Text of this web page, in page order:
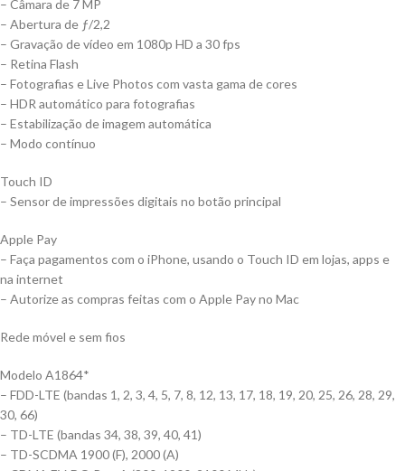
– Câmara de 7 MP
– Abertura de ƒ/2,2
– Gravação de vídeo em 1080p HD a 30 fps
– Retina Flash
– Foto­grafias e Live Photos com vasta gama de cores
– HDR automático para fotografias
– Estabilização de imagem automática
– Modo contínuo
Touch ID
– Sensor de impressões digitais no botão principal
Apple Pay
– Faça pagamentos com o iPhone, usando o Touch ID em lojas, apps e
na internet
– Autorize as compras feitas com o Apple Pay no Mac
Rede móvel e sem fios
Modelo A1864*
– FDD-LTE (bandas 1, 2, 3, 4, 5, 7, 8, 12, 13, 17, 18, 19, 20, 25, 26, 28, 29,
30, 66)
– TD-LTE (bandas 34, 38, 39, 40, 41)
– TD-SCDMA 1900 (F), 2000 (A)